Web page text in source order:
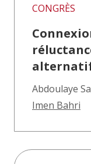
CONGRÈS
Abdoulaye
Imen Bahri